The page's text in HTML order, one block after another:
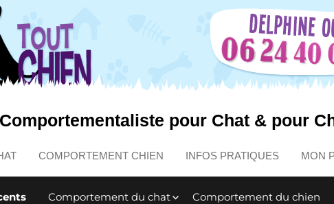
Comportementaliste pour Chat & pour
COMPORTEMENT CHIEN INFOS PRATIQUES MON
Comportement du chat Comportement du chien